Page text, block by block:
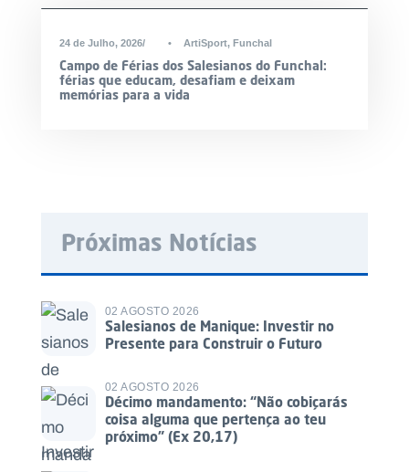
24 de Julho, 2026 • ArtiSport, Funchal
Campo de Férias dos Salesianos do Funchal:
férias que educam, desafiam e deixam
memórias para a vida
Próximas Notícias
02 AGOSTO 2026
Salesianos de Manique: Investir no
Presente para Construir o Futuro
02 AGOSTO 2026
Décimo mandamento: “Não cobiçarás
coisa alguma que pertença ao teu
próximo” (Ex 20,17)